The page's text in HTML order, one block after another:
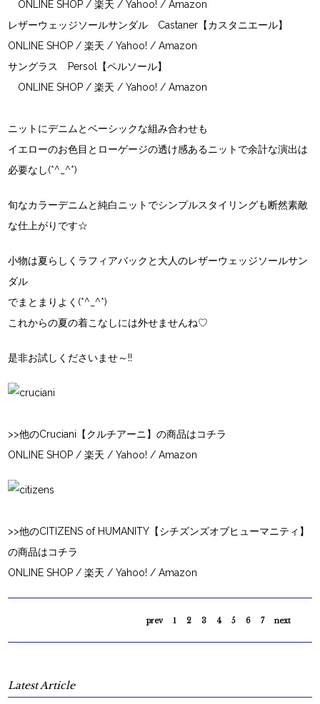
ONLINE SHOP /楽天 /Yahoo! /Amazon
レザーウェッジソールサンダル Castaner【カスタニエール】
ONLINE SHOP /楽天 / Yahoo! / Amazon
サングラス Persol【ペルソール】
ONLINE SHOP / 楽天 / Yahoo! / Amazon
ニットにデニムとベーシックな組み合わせも
イエローのお色目とローゲージの透け感あるニットで余計な演出は
必要なし(*^_^*)
旬なカラーデニムと純白ニットでシンプルスタイリングも断然素敵
な仕上がりです☆
小物は夏らしくラフィアバックと大人のレザーウェッジソールサン
ダル
でまとまりよく(*^_^*)
これからの夏の着こなしには外せませんね♡
是非お試しくださいませ～!!
>>他のCruciani【クルチアーニ】の商品はコチラ
ONLINE SHOP /楽天 / Yahoo! /Amazon
>>他のCITIZENS of HUMANITY【シチズンズオブヒューマニティ】
の商品はコチラ
ONLINE SHOP /楽天 /Yahoo! /Amazon
prev 1 2 3 4 5 6 7 next
Latest Article